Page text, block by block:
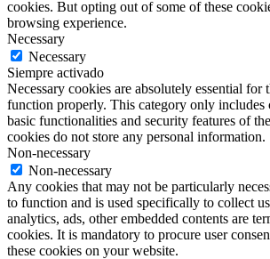
cookies. But opting out of some of these
browsing experience.
Necessary
Necessary
Siempre activado
Necessary cookies are absolutely essential for
function properly. This category only includes
basic functionalities and security features of
cookies do not store any personal information.
Non-necessary
Non-necessary
Any cookies that may not be particularly
to function and is used specifically to collect
analytics, ads, other embedded contents are
cookies. It is mandatory to procure user
these cookies on your website.